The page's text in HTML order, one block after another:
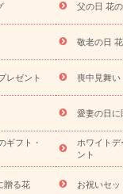
お供え・お悔やみ
に贈る花
お供え お
ワー
ペットのお供
お祝い返し お見舞い
用 観葉植物 ミディ
から探す アレンジ
え・お悔やみ 胡蝶蘭
ミディ胡蝶蘭・お供え
産直多肉植物
プ
み 花とセットギフ
-ハナモア-）
花と
父の日 花
敬老の日
レゼント 喪中見舞い
愛妻の日に
ギフト・
ホワイト
ント
贈る花 お祝いセッ